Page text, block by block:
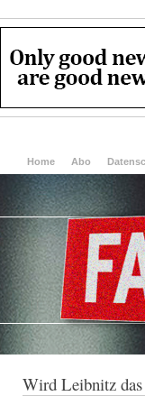
Home Abo
Wird Leibnitz das